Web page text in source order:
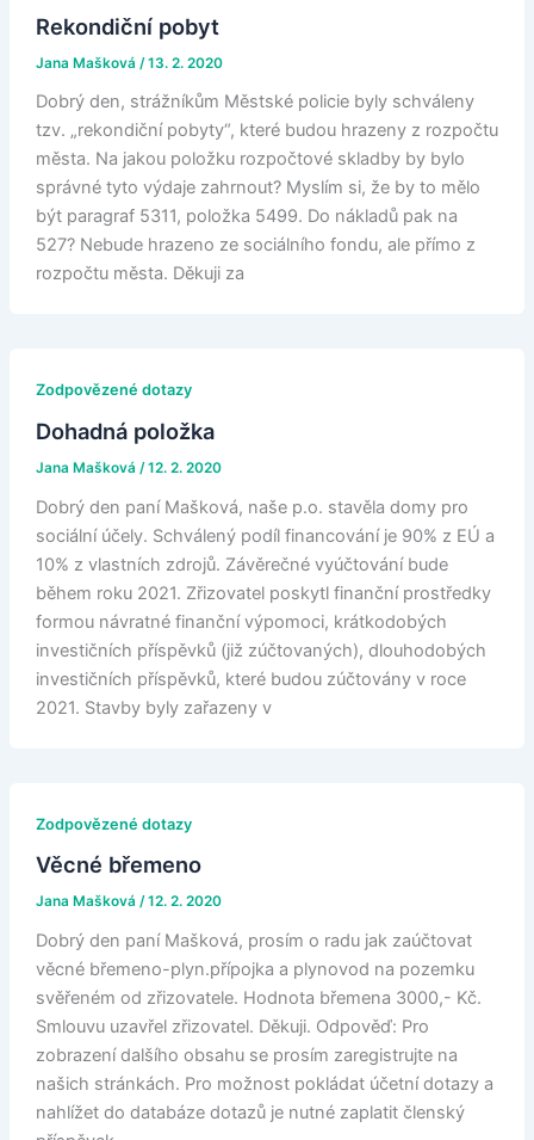
Rekondiční pobyt
Jana Mašková /13. 2. 2020
Dobrý den, strážníkům Městské policie byly schváleny
tzv. „rekondiční pobyty“, které budou hrazeny z rozpočtu
města. Na jakou položku rozpočtové skladby by bylo
správné tyto výdaje zahrnout? Myslím si, že by to mělo
být paragraf 5311, položka 5499. Do nákladů pak na
527? Nebude hrazeno ze sociálního fondu, ale přímo z
rozpočtu města. Děkuji za
Zodpovězené dotazy
Dohadná položka
Jana Mašková /12. 2. 2020
Dobrý den paní Mašková, naše p.o. stavěla domy pro
sociální účely. Schválený podíl financování je 90% z EÚ a
10% z vlastních zdrojů. Závěrečné vyúčtování bude
během roku 2021. Zřizovatel poskytl finanční prostředky
formou návratné finanční výpomoci, krátkodobých
investičních příspěvků (již zúčtovaných), dlouhodobých
investičních příspěvků, které budou zúčtovány v roce
2021. Stavby byly zařazeny v
Zodpovězené dotazy
Věcné břemeno
Jana Mašková /12. 2. 2020
Dobrý den paní Mašková, prosím o radu jak zaúčtovat
věcné břemeno-plyn.přípojka a plynovod na pozemku
svěřeném od zřizovatele. Hodnota břemena 3000,- Kč.
Smlouvu uzavřel zřizovatel. Děkuji. Odpověď: Pro
zobrazení dalšího obsahu se prosím zaregistrujte na
našich stránkách. Pro možnost pokládat účetní dotazy a
nahlížet do databáze dotazů je nutné zaplatit členský